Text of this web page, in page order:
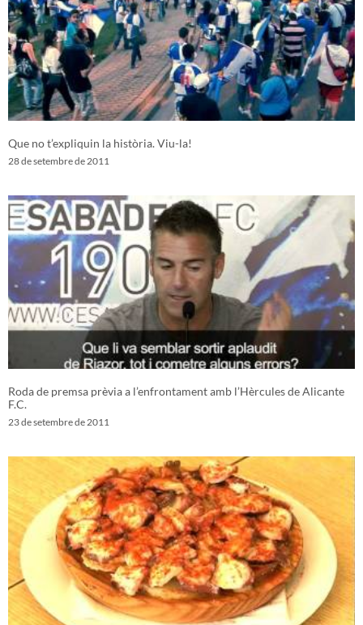
Que no t’expliquin la història. Viu-la!
28 de setembre de 2011
Roda de premsa prèvia a l’enfrontament amb l’Hèrcules de Alicante
F.C.
23 de setembre de 2011